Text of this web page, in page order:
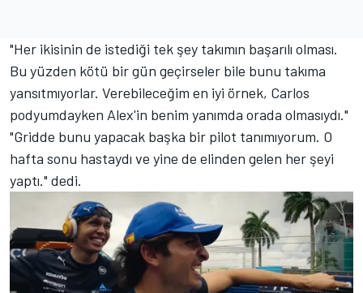
"Her ikisinin de istediği tek şey takımın başarılı olması.
Bu yüzden kötü bir gün geçirseler bile bunu takıma
yansıtmıyorlar. Verebileceğim en iyi örnek, Carlos
podyumdayken Alex'in benim yanımda orada olmasıydı."
"Gridde bunu yapacak başka bir pilot tanımıyorum. O
hafta sonu hastaydı ve yine de elinden gelen her şeyi
yaptı." dedi.